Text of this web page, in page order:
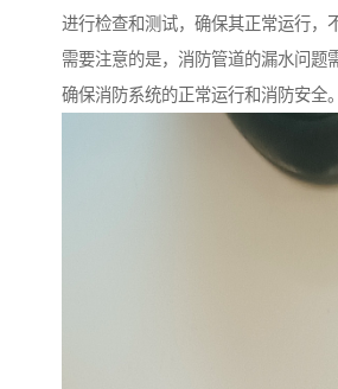
进行检查和测试，确保其正常运行，
需要注意的是，消防管道的漏水问题
确保消防系统的正常运行和消防安全。